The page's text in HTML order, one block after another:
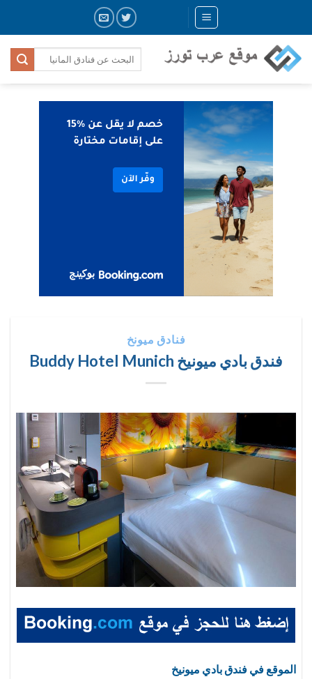
content
فنادق ميونخ
فندق بادي ميونيخ Buddy Hotel Munich
الموقع في فندق بادي ميونيخ